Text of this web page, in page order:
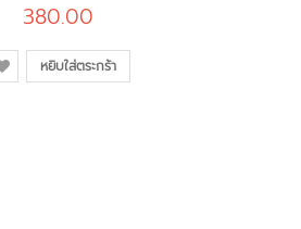
380.00
หยิบใส่ตระกร้า